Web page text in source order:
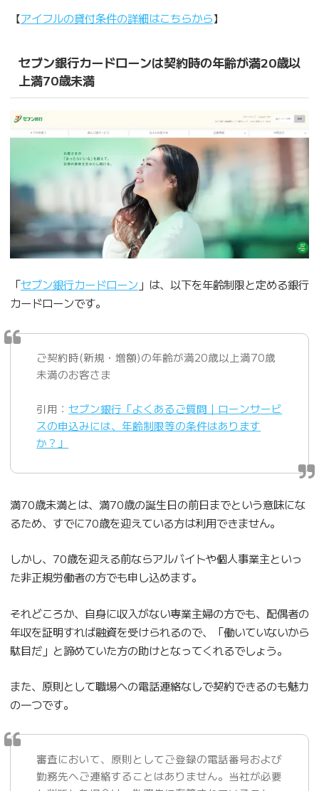
【アイフルの貸付条件の詳細はこちらから】
セブン銀行カードローンは契約時の年齢が満20歳以
上満70歳未満
「セブン銀行カードローン 」は、以下を年齢制限と定める銀行
カードローンです。
ご契約時(新規・増額)の年齢が満20歳以上満70歳
未満のお客さま
引用：セブン銀行「よくあるご質問｜ローンサービ
スの申込みには、年齢制限等の条件はあります
か？」
満70歳未満とは、満70歳の誕生日の前日までという意味にな
るため、すでに70歳を迎えている方は利用できません。
しかし、70歳を迎える前ならアルバイトや個人事業主といっ
た非正規労働者の方でも申し込めます。
それどころか、自身に収入がない専業主婦の方でも、配偶者の
年収を証明すれば融資を受けられるので、「働いていないから
駄目だ」と諦めていた方の助けとなってくれるでしょう。
また、原則として職場への電話連絡なしで契約できるのも魅力
の一つです。
審査において、原則としてご登録の電話番号および
勤務先へご連絡することはありません。当社が必要